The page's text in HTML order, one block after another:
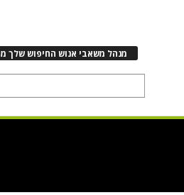
מנהל משאבי אנוש החיפוש שלך